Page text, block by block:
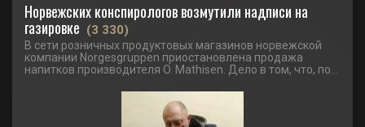
Норвежских конспирологов возмутили надписи на
газировке (3 330)
В сети розничных продуктовых магазинов норвежской
компании Norgesgruppen приостановлена продажа
напитков производителя O. Mathisen. Дело в том, что, по...